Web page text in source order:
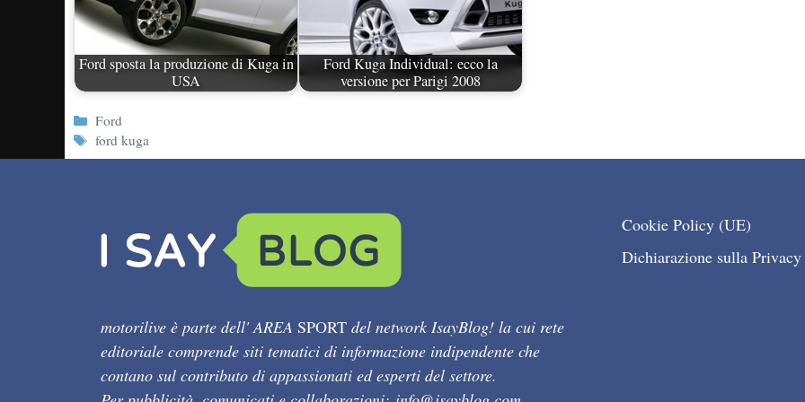
Ford sposta la produzione di Kuga in
USA
Ford Kuga Individual: ecco la
versione per Parigi 2008
Categorie
Ford
Tag
ford kuga
motorilive è parte dell' AREA SPORT del network IsayBlog! la cui rete
editoriale comprende siti tematici di informazione indipendente che
contano sul contributo di appassionati ed esperti del settore.
Cookie Policy (UE)
Dichiarazione sulla